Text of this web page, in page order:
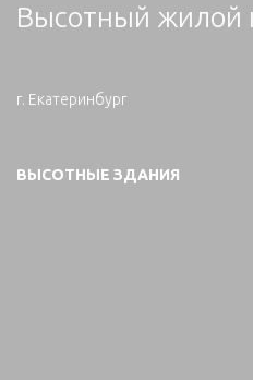
Высотный жилой
г. Екатеринбург
ВЫСОТНЫЕ ЗДАНИЯ